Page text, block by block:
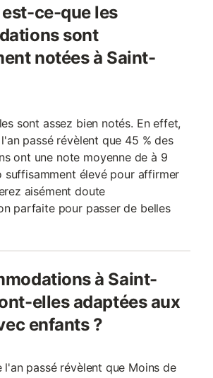
ce-que les
sont
notées à Saint-
sont assez bien notés. En effet,
passé révèlent que 45 % des
ont une note moyenne de à 9
suffisamment élevé pour affirmer
aisément doute
parfaite pour passer de belles
à Saint-
elles adaptées aux
enfants ?
l'an passé révèlent que Moins de